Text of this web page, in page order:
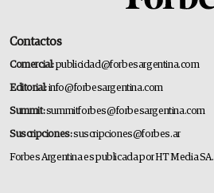
Contactos
Comercial:publicidad@forbesargentina.com
Editorial:info@forbesargentina.com
Summit:summitforbes@forbesargentina.com
Suscripciones:suscripciones@forbes.ar
Forbes Argentina es publicada por HT Media SA.